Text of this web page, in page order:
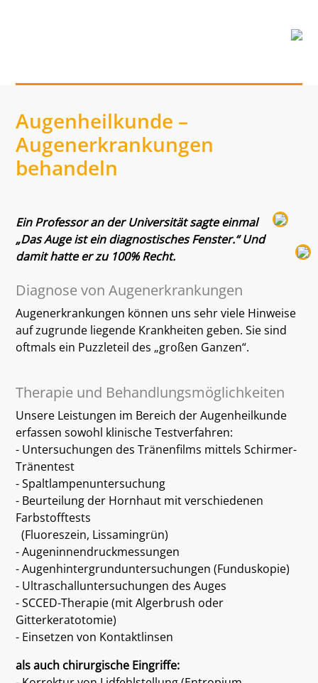
Augenheilkunde –
Augenerkrankungen
behandeln
Ein Professor an der Universität sagte einmal
„Das Auge ist ein diagnostisches Fenster.“ Und
damit hatte er zu 100% Recht.
Diagnose von Augenerkrankungen
Augenerkrankungen können uns sehr viele Hinweise
auf zugrunde liegende Krankheiten geben. Sie sind
oftmals ein Puzzleteil des „großen Ganzen“.
Therapie und Behandlungsmöglichkeiten
Unsere Leistungen im Bereich der Augenheilkunde
erfassen sowohl klinische Testverfahren:
- Untersuchungen des Tränenfilms mittels Schirmer-
Tränentest
- Spaltlampenuntersuchung
- Beurteilung der Hornhaut mit verschiedenen
Farbstofftests
(Fluoreszein, Lissamingrün)
- Augeninnendruckmessungen
- Augenhintergrunduntersuchungen (Funduskopie)
- Ultraschalluntersuchungen des Auges
- SCCED-Therapie (mit Algerbrush oder
Gitterkeratotomie)
- Einsetzen von Kontaktlinsen
als auch chirurgische Eingriffe: